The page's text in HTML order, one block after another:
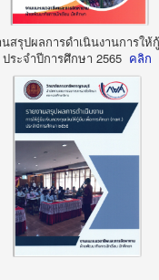
นสรุปผลการดำเนินงานการให้
ประจำปีการศึกษา 2565 คลิก